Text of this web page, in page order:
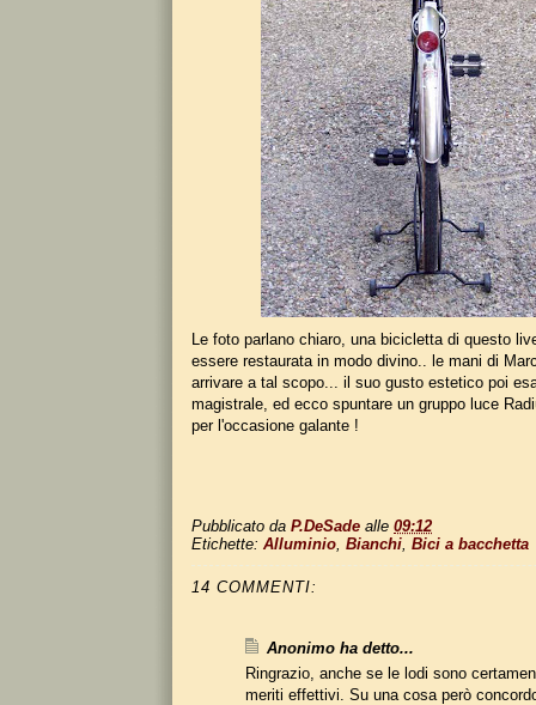
Le foto parlano chiaro, una bicicletta di questo
essere restaurata in modo divino.. le mani di
arrivare a tal scopo... il suo gusto estetico poi
magistrale, ed ecco spuntare un gruppo luce
per l'occasione galante !
Pubblicato da P.DeSade alle 09:12
Etichette: Alluminio Bianchi Bici a bacchetta
14 COMMENTI:
Anonimo ha detto...
Ringrazio, anche se le lodi sono
meriti effettivi. Su una cosa però